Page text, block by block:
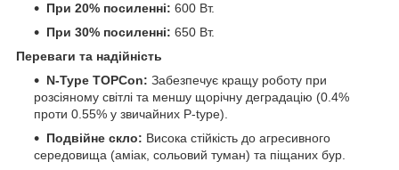
При 20% посиленні: 600 Вт.
При 30% посиленні: 650 Вт.
Переваги та надійність
N-Type TOPCon: Забезпечує кращу роботу при
розсіяному світлі та меншу щорічну деградацію (0.4%
проти 0.55% у звичайних P-type).
Подвійне скло: Висока стійкість до агресивного
середовища (аміак, сольовий туман) та піщаних бур.